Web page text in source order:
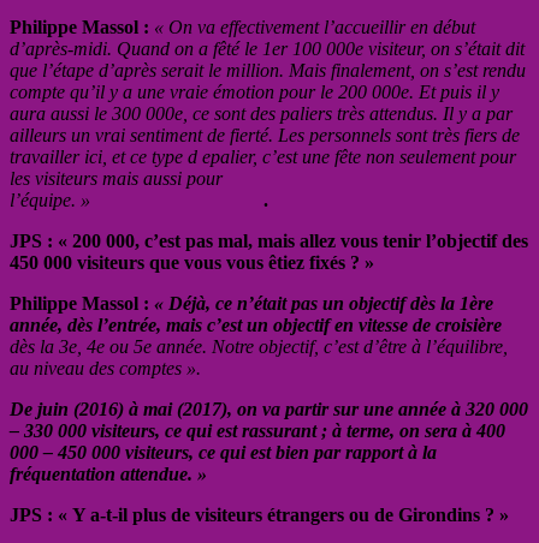
Philippe Massol : « On va effectivement l’accueillir en début
d’après-midi. Quand on a fêté le 1er 100 000e visiteur, on s’était dit
que l’étape d’après serait le million. Mais finalement, on s’est rendu
compte qu’il y a une vraie émotion pour le 200 000e. Et puis il y
aura aussi le 300 000e, ce sont des paliers très attendus. Il y a par
ailleurs un vrai sentiment de fierté. Les personnels sont très fiers de
travailler ici, et ce type d epalier, c’est une fête non seulement pour
les visiteurs mais aussi pour
l’équipe. »
.
JPS : « 200 000, c’est pas mal, mais allez vous tenir l’objectif des
450 000 visiteurs que vous vous êtiez fixés ? »
Philippe Massol : « Déjà, ce n’était pas un objectif dès la 1ère
année, dès l’entrée, mais c’est un objectif en vitesse de croisière
dès la 3e, 4e ou 5e année. Notre objectif, c’est d’être à l’équilibre,
au niveau des comptes ».
De juin (2016) à mai (2017), on va partir sur une année à 320 000
– 330 000 visiteurs, ce qui est rassurant ; à terme, on sera à 400
000 – 450 000 visiteurs, ce qui est bien par rapport à la
fréquentation attendue. »
JPS : « Y a-t-il plus de visiteurs étrangers ou de Girondins ? »